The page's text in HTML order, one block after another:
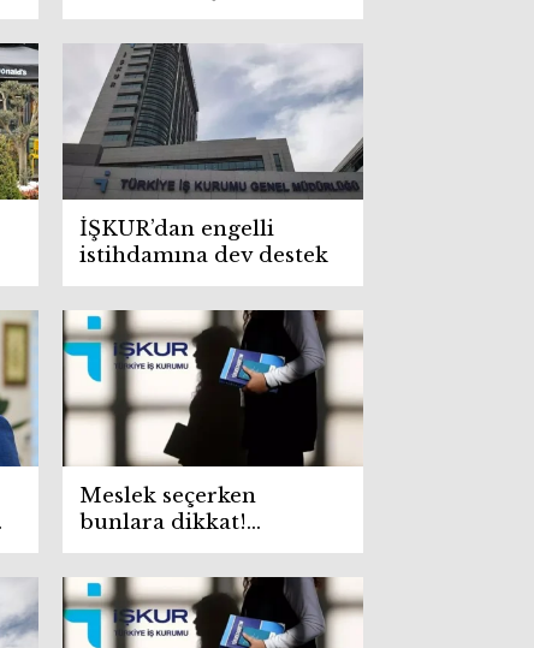
dönemi başlıyor
İŞKUR’dan engelli
istihdamına dev destek
Meslek seçerken
bunlara dikkat!
Türkiye’de en çok iş
bulan meslekler